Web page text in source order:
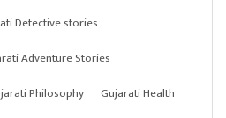
Detective stories
Adventure Stories
Philosophy
Gujarati Health